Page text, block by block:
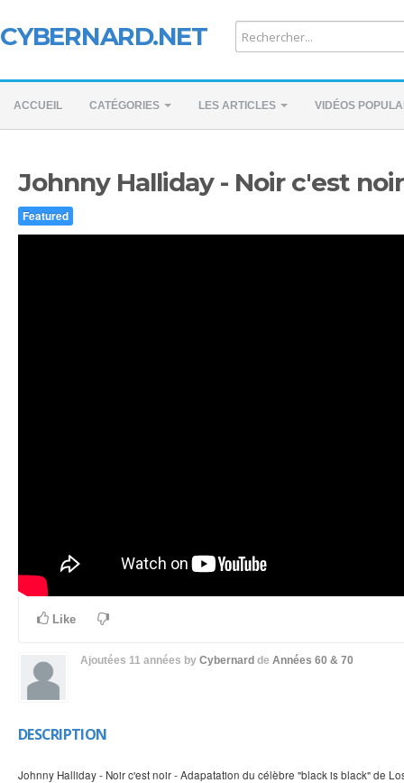
CYBERNARD.NET
ACCUEIL CATÉGORIES LES ARTICLES VIDÉOS
Johnny Halliday - Noir c'est noir
Featured
Like
Ajoutées 11 années by Cybernard de Années 60 & 70
DESCRIPTION
Johnny Halliday - Noir c'est noir - Adapatation du célèbre "black is black" de